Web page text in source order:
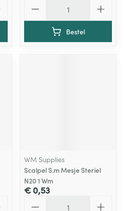
Bestel
WM Supplies
Scalpel S.m Mesje Steriel
N20 1 Wm
€ 0,53